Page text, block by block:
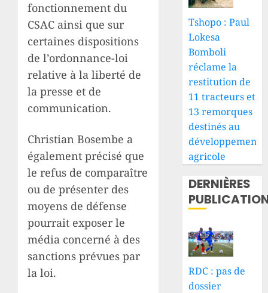
fonctionnement du
CSAC ainsi que sur
certaines dispositions
de l’ordonnance-loi
relative à la liberté de
la presse et de
communication.
Christian Bosembe a
également précisé que
le refus de comparaître
ou de présenter des
moyens de défense
pourrait exposer le
média concerné à des
sanctions prévues par
la loi.
Tshopo : Paul
Lokesa
Bomboli
réclame la
restitution de
11 tracteurs et
13 remorques
destinés au
développement
agricole
DERNIÈRES
RDC : pas de
dossier